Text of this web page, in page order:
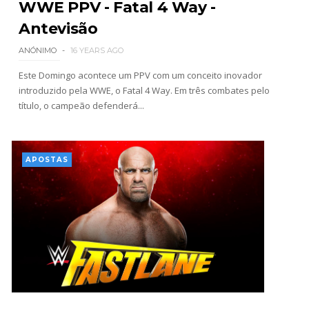
Estreia no Main Roster à vista? WWE regista
SCSA867- Aug 07 2026
junto dos fãs
SCSA867 -Aug 07 2026
Drama no SummerSlam 2026: WWE esteve perto
de interromper combate de Brie Bella após
lesão grave no ombro
SCSA867-Aug 07 2026
WWE PPV - Fatal 4 Way -
Antevisão
ANÓNIMO 16 YEARS AGO
Este Domingo acontece um PPV com um conceito inovador
introduzido pela WWE, o Fatal 4 Way. Em três combates pelo
título, o campeão defenderá...
APOSTAS